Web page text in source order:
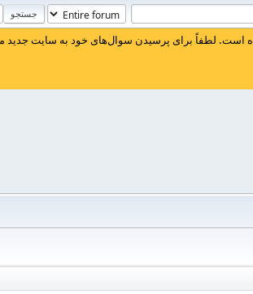
است. لطفاً برای پرسیدن سوال‌های خود به سایت جدید